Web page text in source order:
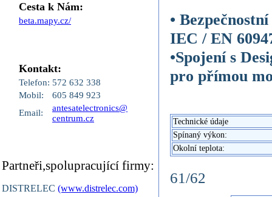
Cesta k Nám:
beta.mapy.cz/
Kontakt:
Telefon: 572 632 338
Mobil:
605 849 923
Email:
antesatelectronics@
centrum.cz
Partneři,spolupracující firmy:
DISTRELEC (www.distrelec.com)
•
IEC / EN
•Spojení s
pro přímou
Technické údaje
Spínaný výkon:
Okolní teplota:
61/62